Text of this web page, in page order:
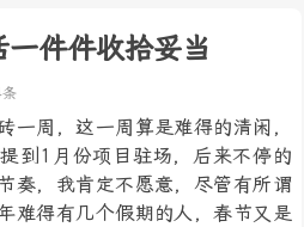
件件收拾妥当
一周，这一周算是难得的清闲，
到1月份项目驻场，后来不停的
奏，我肯定不愿意，尽管有所谓
难得有几个假期的人，春节又是